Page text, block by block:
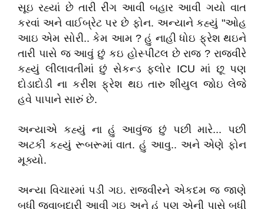
સૂઇ રહ્યાં છે તારી રીંગ આવી બહાર આવી ગયો વાત
કરવાં અને વાઈબ્રેટ પર છે ફોન. અન્યાને કહ્યું "ઓહ
આઇ એમ સોરી.. કેમ આમ ? હું નાહી ધોઇ ફ્રેશ થઇને
તારી પાસે જ આવું છું કઇ હોસ્પીટલ છે રાજ ? રાજવીરે
કહ્યું લીલાવતીમાં છું સેકન્ડ ફ્લોર ICU માં છૂ પણ
દોડાદોડી ના કરીશ ફ્રેશ થઇ તારુ શીયુલ જોઇ લેજે
હવે પાપાને સારું છે.
અન્યાએ કહ્યું ના હું આવુંજ છું પછી મારે... પછી
અટકી કહ્યું રૂબરૂમાં વાત. હું આવુ.. અને એણે ફોન
મૂક્યો.
અન્યા વિચારમાં પડી ગઇ. રાજવીરને એકદમ જ જાણે
બધી જવાબદારી આવી ગઇ અને હું પણ એની પાસે બધી